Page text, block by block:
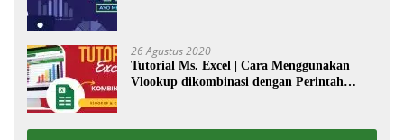
26 Agustus 2020
Tutorial Ms. Excel | Cara Menggunakan
Vlookup dikombinasi dengan Perintah